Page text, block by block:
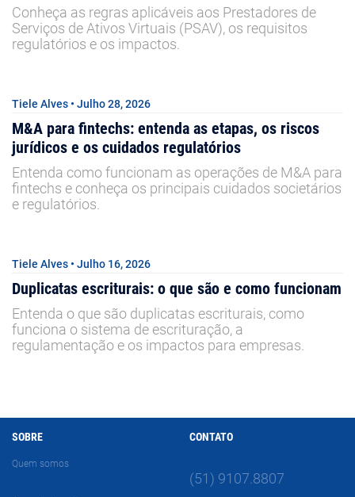
Conheça as regras aplicáveis aos Prestadores de
Serviços de Ativos Virtuais (PSAV), os requisitos
regulatórios e os impactos.
Tiele Alves • Julho 28, 2026
M&A para fintechs: entenda as etapas, os riscos
jurídicos e os cuidados regulatórios
Entenda como funcionam as operações de M&A para
fintechs e conheça os principais cuidados societários
e regulatórios.
Tiele Alves • Julho 16, 2026
Duplicatas escriturais: o que são e como funcionam
Entenda o que são duplicatas escriturais, como
funciona o sistema de escrituração, a
regulamentação e os impactos para empresas.
SOBRE
Quem somos
CONTATO
(51) 9107.8807